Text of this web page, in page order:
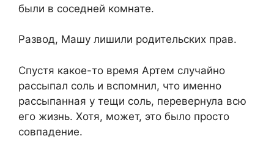
были в соседней комнате.
Развод, Машу лишили родительских прав.
Спустя какое-то время Артем случайно
рассыпал соль и вспомнил, что именно
рассыпанная у тещи соль, перевернула всю
его жизнь. Хотя, может, это было просто
совпадение.